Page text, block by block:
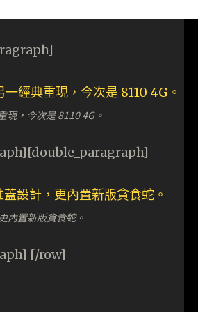
現，今次是 8110 4G。
內置新版貪食蛇。
[/row]